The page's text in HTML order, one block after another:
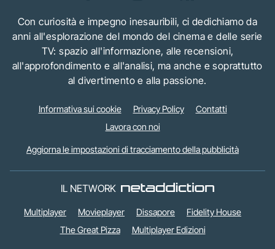
Con curiosità e impegno inesauribili, ci dedichiamo da
anni all'esplorazione del mondo del cinema e delle serie
TV: spazio all'informazione, alle recensioni,
all'approfondimento e all'analisi, ma anche e soprattutto
al divertimento e alla passione.
Informativa sui cookie Privacy Policy
Contatti
Lavora con noi
Aggiorna le impostazioni di tracciamento della pubblicità
IL NETWORK
Multiplayer Movieplayer Dissapore
Fidelity House
The Great Pizza
Multiplayer Edizioni